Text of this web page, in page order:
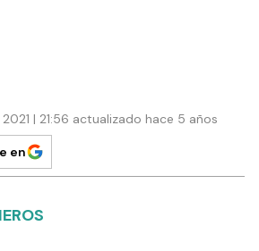
| 21:56 actualizado hace 5 años
en